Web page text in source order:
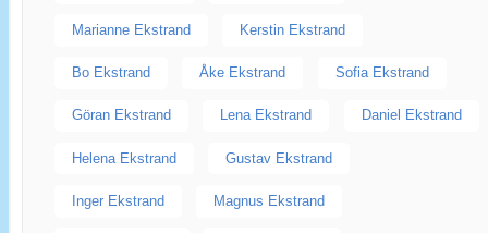
Marianne Ekstrand Kerstin Ekstrand
Bo Ekstrand Åke Ekstrand Sofia Ekstrand
Göran Ekstrand Lena Ekstrand Daniel Ekstrand
Helena Ekstrand Gustav Ekstrand
Inger Ekstrand Magnus Ekstrand